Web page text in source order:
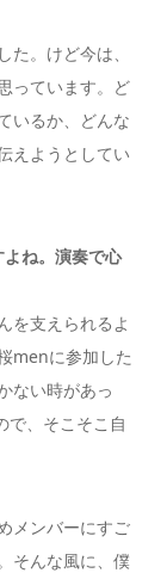
。けど今は、
っています。ど
いるか、どんな
えようとしてい
ね。演奏で心
を支えられるよ
menに参加した
ない時があっ
で、そこそこ自
メンバーにすご
そんな風に、僕